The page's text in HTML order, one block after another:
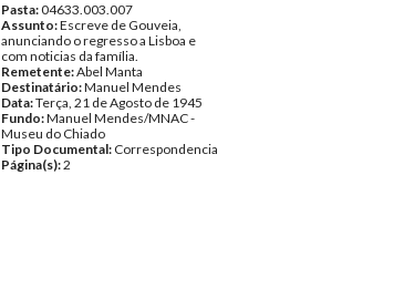
Pasta:04633.003.007
Assunto:Escreve de Gouveia,
anunciando o regresso a Lisboa e
com noticias da família.
Remetente:Abel Manta
Destinatário:Manuel Mendes
Data:Terça, 21 de Agosto de 1945
Fundo:Manuel Mendes/MNAC -
Museu do Chiado
Tipo Documental: Correspondencia
Página(s):2